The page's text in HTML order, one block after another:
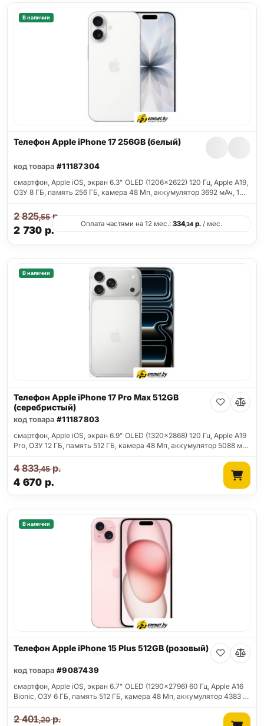
В наличии
Телефон Apple iPhone 17 256GB (белый)
код товара #11187304
смартфон, Apple iOS, экран 6.3" OLED (1206x2622) 120 Гц, Apple A19,
ОЗУ 8 ГБ, память 256 ГБ, камера 48 Мп, аккумулятор 3692 мАч, 1…
2 730 р.
2 825,55р.
Оплата частями на 12 мес.: 334,34 р. / мес.
В наличии
Телефон Apple iPhone 17 Pro Max 512GB
(серебристый)
код товара #11187803
смартфон, Apple iOS, экран 6.9" OLED (1320x2868) 120 Гц, Apple A19
Pro, ОЗУ 12 ГБ, память 512 ГБ, камера 48 Мп, аккумулятор 5088 м…
4 670 р.
4 833,45р.
В наличии
Телефон Apple iPhone 15 Plus 512GB (розовый)
код товара #9087439
смартфон, Apple iOS, экран 6.7" OLED (1290x2796) 60 Гц, Apple A16
Bionic, ОЗУ 6 ГБ, память 512 ГБ, камера 48 Мп, аккумулятор 4383 …
2 401,20р.